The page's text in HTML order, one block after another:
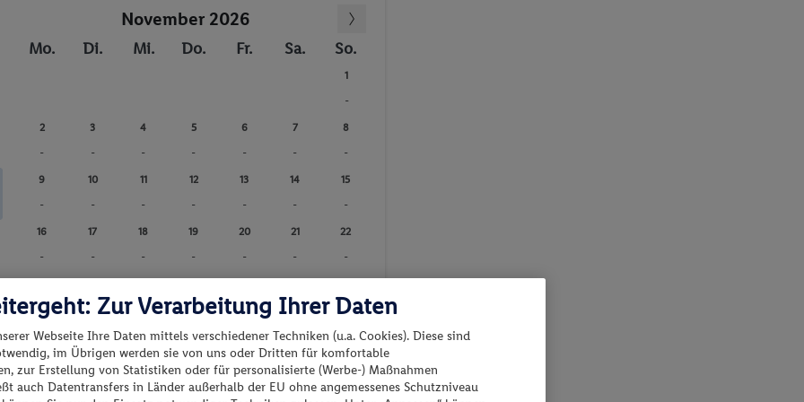
November 2026
Mo. Di. Mi. Do. Fr. Sa. So.
1
-
2
-
3
-
4
-
5
-
6
-
7
-
8
-
9
-
10
-
11
-
12
-
13
-
14
-
15
-
16
-
17
-
18
-
19
-
20
-
21
-
22
-
- - - - - -
30
-
Zur Verarbeitung Ihrer Daten
Webseite Ihre Daten mittels verschiedener Techniken (u.a. Cookies). Diese sind
im Übrigen werden sie von uns oder Dritten für komfortable
zur Erstellung von Statistiken oder für personalisierte (Werbe-) Maßnahmen
auch Datentransfers in Länder außerhalb der EU ohne angemessenes Schutzniveau